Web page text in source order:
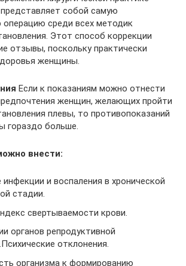
собой самую
среди всех методик
Этот способ коррекции
отзывы, поскольку практически
женщины.
Если к показаниям можно отнести
женщин, желающих пройти
плевы, то противопоказаний
гораздо больше.
внести:
и воспаления в хронической
стадии.
свертываемости крови.
органов репродуктивной
отклонения.
организма к формированию